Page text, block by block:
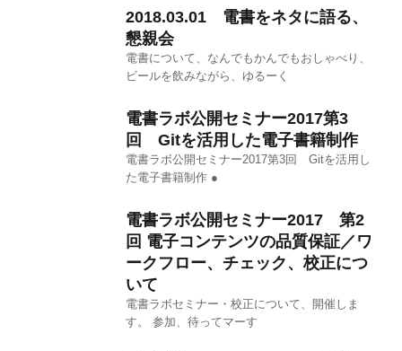
2018.03.01 電書をネタに語る、
懇親会
電書について、なんでもかんでもおしゃべり、
ビールを飲みながら、ゆるーく
電書ラボ公開セミナー2017第3
回 Gitを活用した電子書籍制作
電書ラボ公開セミナー2017第3回 Gitを活用し
た電子書籍制作 ●
電書ラボ公開セミナー2017 第2
回 電子コンテンツの品質保証／ワ
ークフロー、チェック、校正につ
いて
電書ラボセミナー・校正について、開催しま
す。 参加、待ってマーす